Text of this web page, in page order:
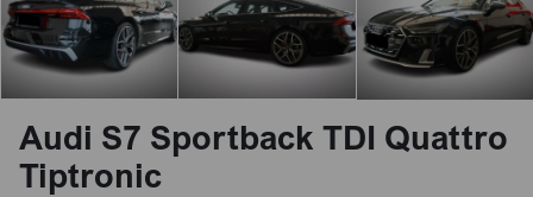
Audi S7 Sportback TDI Quattro
Tiptronic